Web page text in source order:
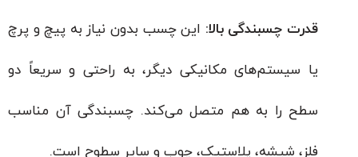
قدرت چسبندگی بالا:این چسب بدون نیاز به پیچ و پرچ
یا سیستم‌های مکانیکی دیگر، به راحتی و سریعاً دو
سطح را به هم متصل می‌کند. چسبندگی آن مناسب
فلز، شیشه، پلاستیک، چوب و سایر سطوح است.